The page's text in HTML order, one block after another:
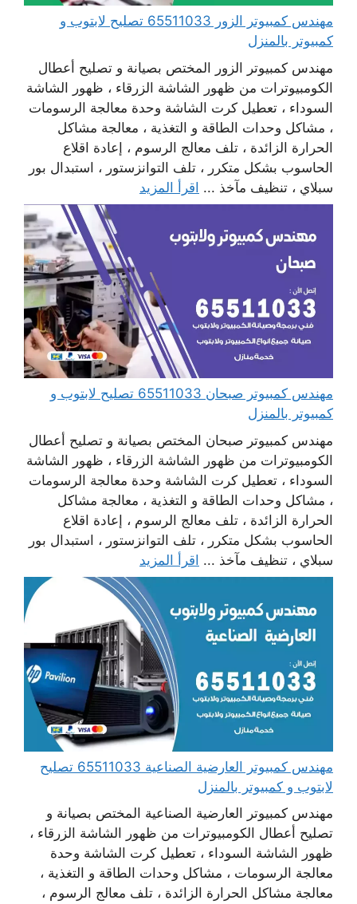
مهندس كمبيوتر الزور 65511033 تصليح لابتوب و
كمبيوتر بالمنزل
مهندس كمبيوتر الزور المختص بصيانة و تصليح أعطال
الكومبيوترات من ظهور الشاشة الزرقاء ، ظهور الشاشة
السوداء ، تعطيل كرت الشاشة وحدة معالجة الرسومات
، مشاكل وحدات الطاقة و التغذية ، معالجة مشاكل
الحرارة الزائدة ، تلف معالج الرسوم ، إعادة اقلاع
الحاسوب بشكل متكرر ، تلف التوانزستور ، استبدال بور
سبلاي ، تنظيف مآخذ ... اقرأ المزيد
مهندس كمبيوتر صبحان 65511033 تصليح لابتوب و
كمبيوتر بالمنزل
مهندس كمبيوتر صبحان المختص بصيانة و تصليح أعطال
الكومبيوترات من ظهور الشاشة الزرقاء ، ظهور الشاشة
السوداء ، تعطيل كرت الشاشة وحدة معالجة الرسومات
، مشاكل وحدات الطاقة و التغذية ، معالجة مشاكل
الحرارة الزائدة ، تلف معالج الرسوم ، إعادة اقلاع
الحاسوب بشكل متكرر ، تلف التوانزستور ، استبدال بور
سبلاي ، تنظيف مآخذ ... اقرأ المزيد
مهندس كمبيوتر العارضية الصناعية 65511033 تصليح
لابتوب و كمبيوتر بالمنزل
مهندس كمبيوتر العارضية الصناعية المختص بصيانة و
تصليح أعطال الكومبيوترات من ظهور الشاشة الزرقاء ،
ظهور الشاشة السوداء ، تعطيل كرت الشاشة وحدة
معالجة الرسومات ، مشاكل وحدات الطاقة و التغذية ،
معالجة مشاكل الحرارة الزائدة ، تلف معالج الرسوم ،